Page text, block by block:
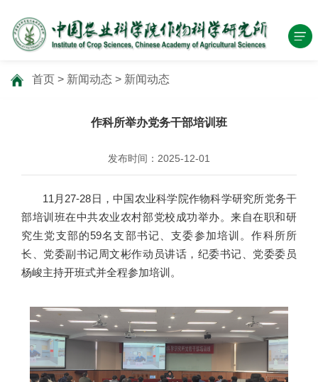
首页 > 新闻动态 > 新闻动态
作科所举办党务干部培训班
发布时间：2025-12-01
11月27-28日，中国农业科学院作物科学研究所党务干
部培训班在中共农业农村部党校成功举办。来自在职和研
究生党支部的59名支部书记、支委参加培训。作科所所
长、党委副书记周文彬作动员讲话，纪委书记、党委委员
杨峻主持开班式并全程参加培训。